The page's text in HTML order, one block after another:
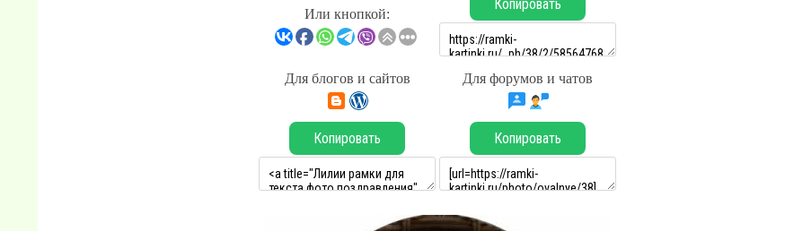
Или кнопкой:
Копировать
Для блогов и сайтов Для форумов и чатов
Копировать Копировать